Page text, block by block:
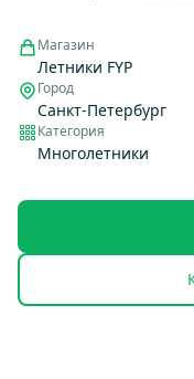
Магазин
Летники FYP
Город
Санкт-Петербург
Категория
Многолетники